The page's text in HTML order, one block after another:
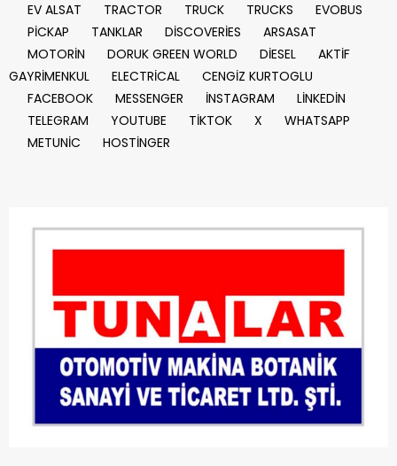
EV ALSAT
TRACTOR TRUCK TRUCKS
EVOBUS
PİCKAP
TANKLAR DİSCOVERİES
ARSASAT
MOTORİN
DORUK GREEN WORLD DİESEL
AKTİF
GAYRİMENKUL
ELECTRİCAL
CENGİZ KURTOGLU
FACEBOOK
MESSENGER İNSTAGRAM
LİNKEDİN
TELEGRAM
YOUTUBE TİKTOK X
WHATSAPP
METUNİC
HOSTİNGER